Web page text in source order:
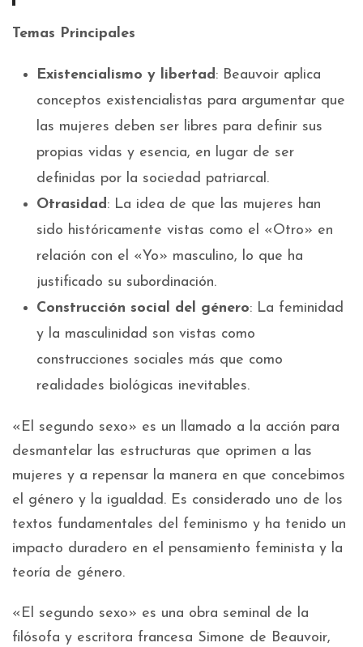
Temas Principales
Existencialismo y libertad: Beauvoir aplica
conceptos existencialistas para argumentar que
las mujeres deben ser libres para definir sus
propias vidas y esencia, en lugar de ser
definidas por la sociedad patriarcal.
Otrasidad: La idea de que las mujeres han
sido históricamente vistas como el «Otro» en
relación con el «Yo» masculino, lo que ha
justificado su subordinación.
Construcción social del género: La feminidad
y la masculinidad son vistas como
construcciones sociales más que como
realidades biológicas inevitables.
«El segundo sexo» es un llamado a la acción para
desmantelar las estructuras que oprimen a las
mujeres y a repensar la manera en que concebimos
el género y la igualdad. Es considerado uno de los
textos fundamentales del feminismo y ha tenido un
impacto duradero en el pensamiento feminista y la
teoría de género.
«El segundo sexo» es una obra seminal de la
filósofa y escritora francesa Simone de Beauvoir,